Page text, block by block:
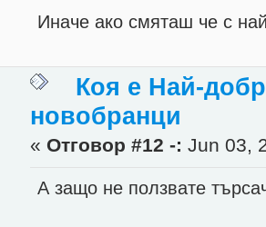
Иначе ако смяташ че с
Коя е Най-
новобранци
« Отговор #12 -: Jun 03,
А защо не ползвате